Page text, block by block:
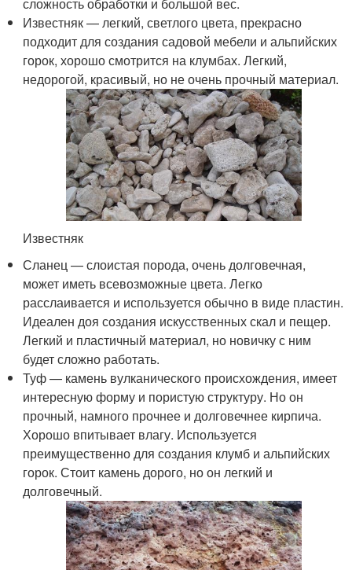
Известняк — легкий, светлого цвета, прекрасно
подходит для создания садовой мебели и альпийских
горок, хорошо смотрится на клумбах. Легкий,
недорогой, красивый, но не очень прочный материал.
Известняк
Сланец — слоистая порода, очень долговечная,
может иметь всевозможные цвета. Легко
расслаивается и используется обычно в виде пластин.
Идеален доя создания искусственных скал и пещер.
Легкий и пластичный материал, но новичку с ним
будет сложно работать.
Туф — камень вулканического происхождения, имеет
интересную форму и пористую структуру. Но он
прочный, намного прочнее и долговечнее кирпича.
Хорошо впитывает влагу. Используется
преимущественно для создания клумб и альпийских
горок. Стоит камень дорого, но он легкий и
долговечный.